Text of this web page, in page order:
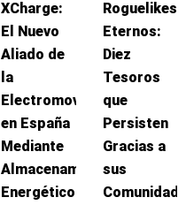
XCharge:
El Nuevo
Aliado de
la
Electromovilidad
en España
Mediante
Almacenamiento
Energético
Roguelikes
Eternos:
Diez
Tesoros
que
Persisten
Gracias a
sus